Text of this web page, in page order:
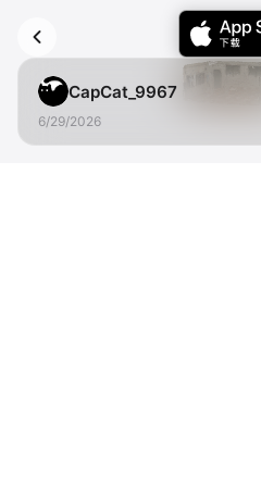
CapCat_9967
6/29/2026